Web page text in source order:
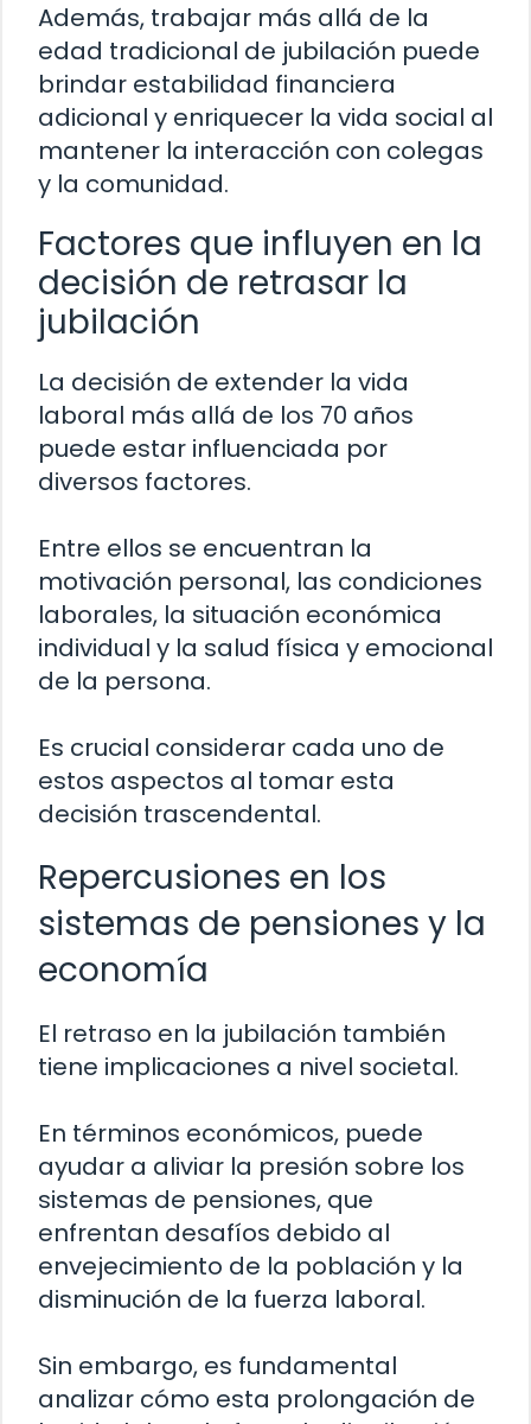
Además, trabajar más allá de la
edad tradicional de jubilación puede
brindar estabilidad financiera
adicional y enriquecer la vida social al
mantener la interacción con colegas
y la comunidad.
Factores que influyen en la
decisión de retrasar la
jubilación
La decisión de extender la vida
laboral más allá de los 70 años
puede estar influenciada por
diversos factores.
Entre ellos se encuentran la
motivación personal, las condiciones
laborales, la situación económica
individual y la salud física y emocional
de la persona.
Es crucial considerar cada uno de
estos aspectos al tomar esta
decisión trascendental.
Repercusiones en los
sistemas de pensiones y la
economía
El retraso en la jubilación también
tiene implicaciones a nivel societal.
En términos económicos, puede
ayudar a aliviar la presión sobre los
sistemas de pensiones, que
enfrentan desafíos debido al
envejecimiento de la población y la
disminución de la fuerza laboral.
Sin embargo, es fundamental
analizar cómo esta prolongación de